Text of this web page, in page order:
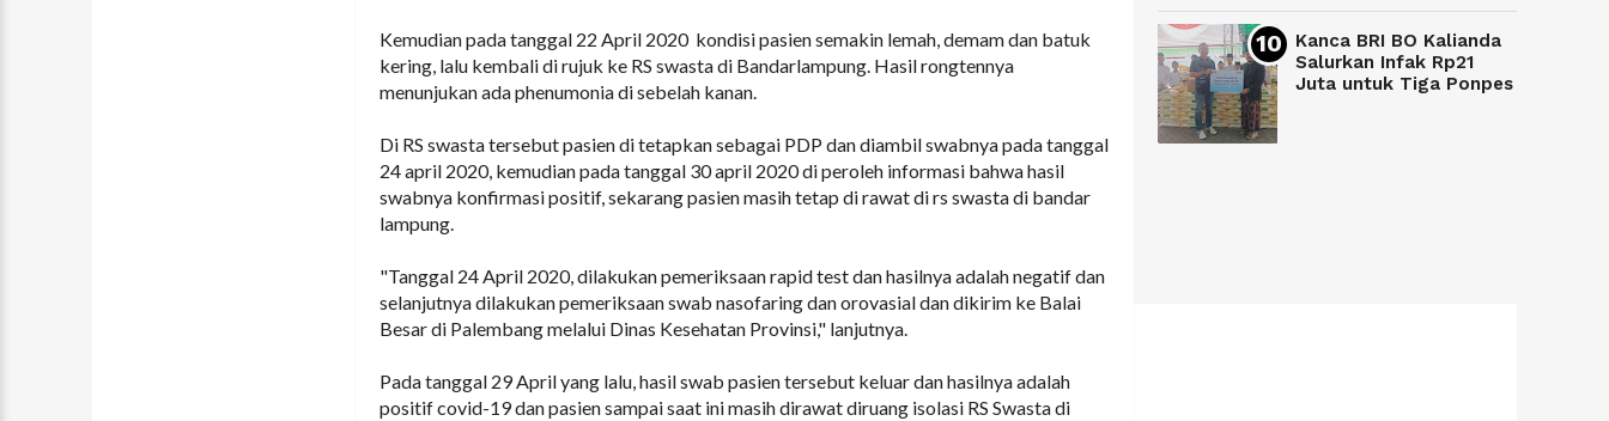
Kemudian pada tanggal 22 April 2020 kondisi pasien semakin lemah, demam dan batuk
kering, lalu kembali di rujuk ke RS swasta di Bandarlampung. Hasil rongtennya
menunjukan ada phenumonia di sebelah kanan.
Di RS swasta tersebut pasien di tetapkan sebagai PDP dan diambil swabnya pada tanggal
24 april 2020, kemudian pada tanggal 30 april 2020 di peroleh informasi bahwa hasil
swabnya konfirmasi positif, sekarang pasien masih tetap di rawat di rs swasta di bandar
lampung.
"Tanggal 24 April 2020, dilakukan pemeriksaan rapid test dan hasilnya adalah negatif dan
selanjutnya dilakukan pemeriksaan swab nasofaring dan orovasial dan dikirim ke Balai
Besar di Palembang melalui Dinas Kesehatan Provinsi," lanjutnya.
Pada tanggal 29 April yang lalu, hasil swab pasien tersebut keluar dan hasilnya adalah
positif covid-19 dan pasien sampai saat ini masih dirawat diruang isolasi RS Swasta di
Kanca BRI BO Kalianda
Salurkan Infak Rp21
Juta untuk Tiga Ponpes